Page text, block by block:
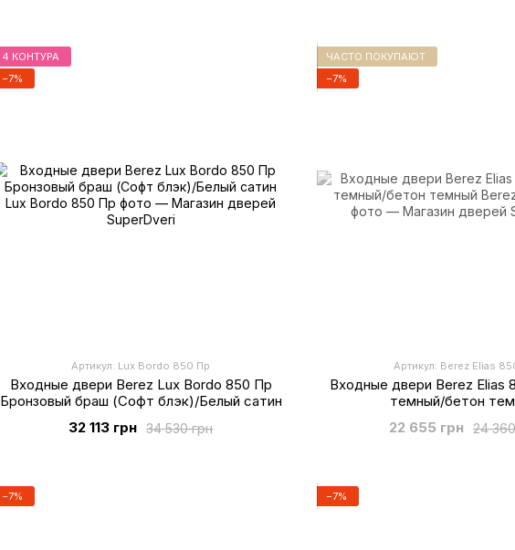
4 КОНТУРА
−7%
Артикул: Lux Bordo 850 Пр
Входные двери Berez Lux Bordo 850 Пр
Бронзовый браш (Софт блэк)/Белый сатин
34 530 грн
32 113 грн
ЧАСТО ПОКУПАЮТ
−7%
Артикул: Berez Elias
Входные двери Berez Elias
темный/бетон
24
22 655 грн
−7% −7%